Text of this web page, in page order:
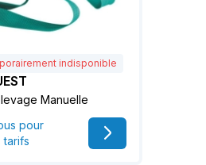
indisponible
Manuelle
pour
tarifs